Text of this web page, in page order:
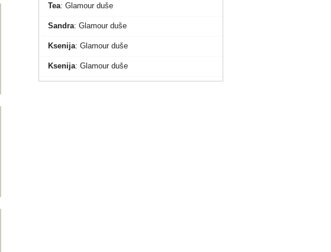
Tea: Glamour duše
Sandra: Glamour duše
Ksenija: Glamour duše
Ksenija: Glamour duše